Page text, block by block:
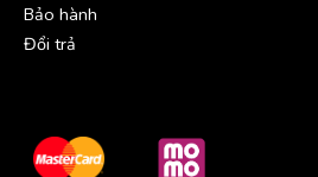
Bảo hành
Đổi trả